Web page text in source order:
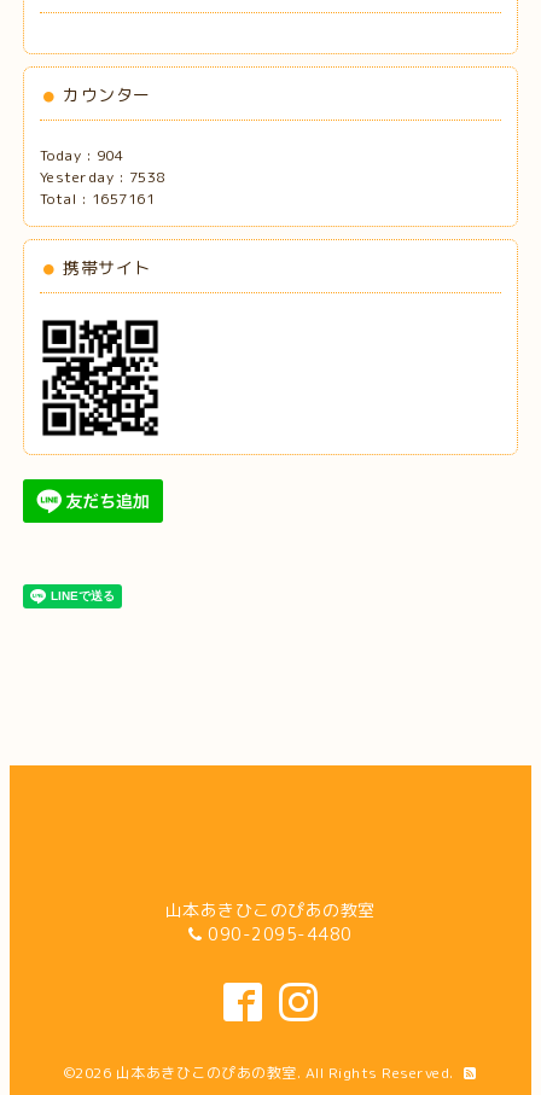
カウンター
Today : 904
Yesterday : 7538
Total : 1657161
携帯サイト
山本あきひこのぴあの教室
090-2095-4480
©2026 山本あきひこのぴあの教室. All Rights Reserved.